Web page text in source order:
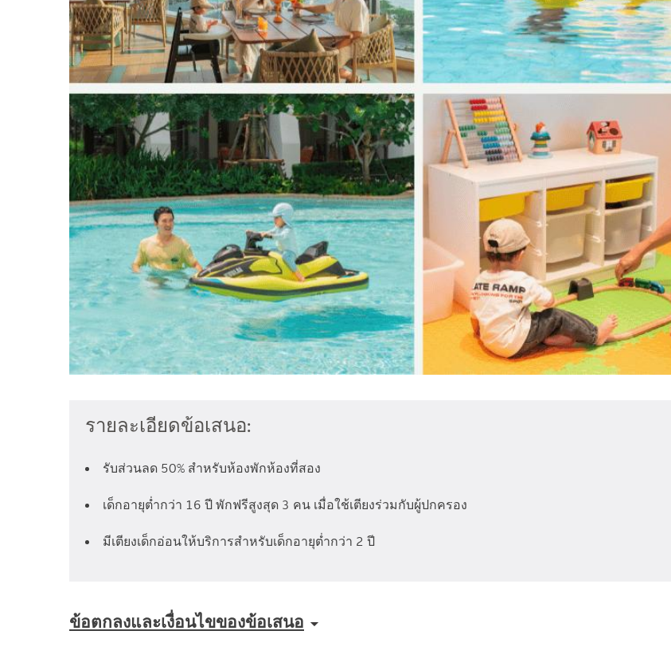
รายละเอียดข้อเสนอ:
รับส่วนลด 50% สำหรับห้องพักห้องที่สอง
เด็กอายุต่ำกว่า 16 ปี พักฟรีสูงสุด 3 คน เมื่อใช้เตียงร่วมกับผู้ปกครอง
มีเตียงเด็กอ่อนให้บริการสำหรับเด็กอายุต่ำกว่า 2 ปี
ข้อตกลงและเงื่อนไขของข้อเสนอ